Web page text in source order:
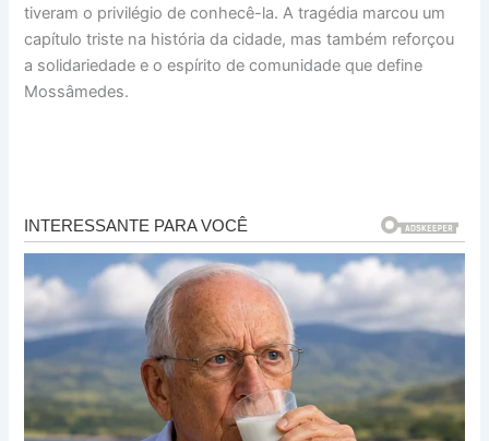
tiveram o privilégio de conhecê-la. A tragédia marcou um
capítulo triste na história da cidade, mas também reforçou
a solidariedade e o espírito de comunidade que define
Mossâmedes.